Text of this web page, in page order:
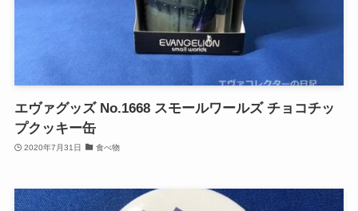
エヴァグッズ No.1668 スモールワールズ チョコチッ
プクッキー缶
2020年7月31日 食べ物